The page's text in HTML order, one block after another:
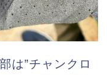
は”チャンクロ